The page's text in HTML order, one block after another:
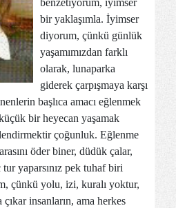
benzetiyorum, iyimser
bir yaklaşımla. İyimser
diyorum, çünkü günlük
yaşamımızdan farklı
olarak, lunaparka
giderek çarpışmaya karşı
başlıca amacı eğlenmek
bir heyecan yaşamak
çoğunluk. Eğlenme
öder biner, düdük çalar,
yaparsınız pek tuhaf biri
çünkü yolu, izi, kuralı yoktur,
çıkar insanların, ama herkes